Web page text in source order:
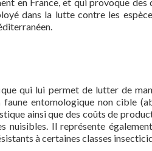
dans la lutte contre les
qui lui permet de lutter de
entomologique non cible
ainsi que des coûts de
Il représente
à certaines classes